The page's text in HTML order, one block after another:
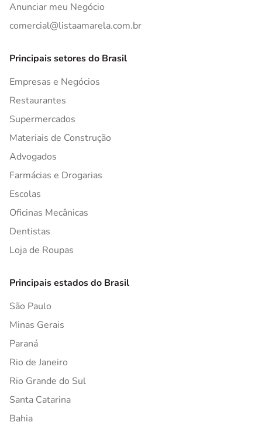
Anunciar meu Negócio
comercial@listaamarela.com.br
Principais setores do Brasil
Empresas e Negócios
Restaurantes
Supermercados
Materiais de Construção
Advogados
Farmácias e Drogarias
Escolas
Oficinas Mecânicas
Dentistas
Loja de Roupas
Principais estados do Brasil
São Paulo
Minas Gerais
Paraná
Rio de Janeiro
Rio Grande do Sul
Santa Catarina
Bahia